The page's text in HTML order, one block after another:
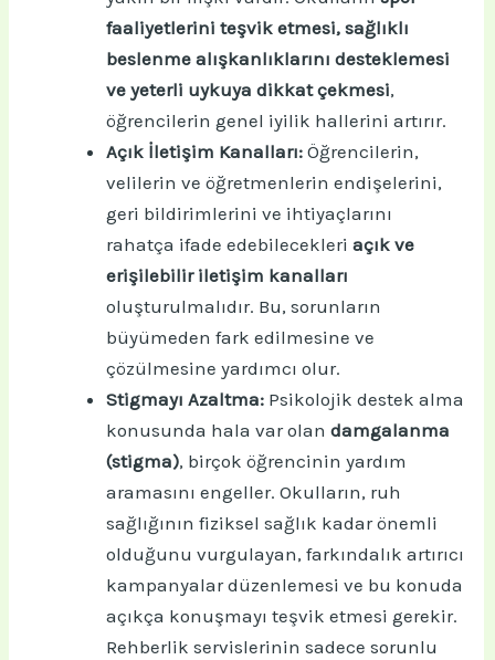
faaliyetlerini teşvik etmesi, sağlıklı
beslenme alışkanlıklarını desteklemesi
ve yeterli uykuya dikkat çekmesi,
öğrencilerin genel iyilik hallerini artırır.
Açık İletişim Kanalları: Öğrencilerin,
velilerin ve öğretmenlerin endişelerini,
geri bildirimlerini ve ihtiyaçlarını
rahatça ifade edebilecekleriaçık ve
erişilebilir iletişim kanalları
oluşturulmalıdır. Bu, sorunların
büyümeden fark edilmesine ve
çözülmesine yardımcı olur.
Stigmayı Azaltma: Psikolojik destek alma
konusunda hala var olandamgalanma
(stigma), birçok öğrencinin yardım
aramasını engeller. Okulların, ruh
sağlığının fiziksel sağlık kadar önemli
olduğunu vurgulayan, farkındalık artırıcı
kampanyalar düzenlemesi ve bu konuda
açıkça konuşmayı teşvik etmesi gerekir.
Rehberlik servislerinin sadece sorunlu